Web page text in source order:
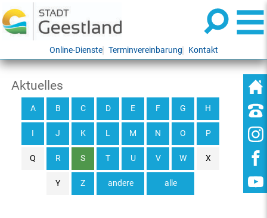
Online-Dienste Terminvereinbarung Kontakt
Aktuelles
alle
A B C D E F G H
I J K L M N O P
Q R S T U V W X
Y Z andere